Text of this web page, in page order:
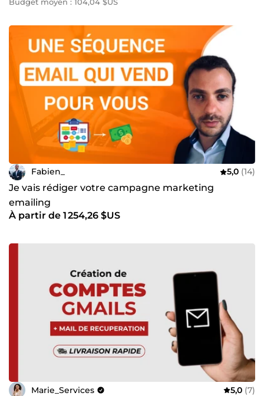
Fabien_ 5,0 (14)
Je vais rédiger votre campagne marketing
emailing
À partir de 1 254,26 $US
Marie_Services 5,0 (7)